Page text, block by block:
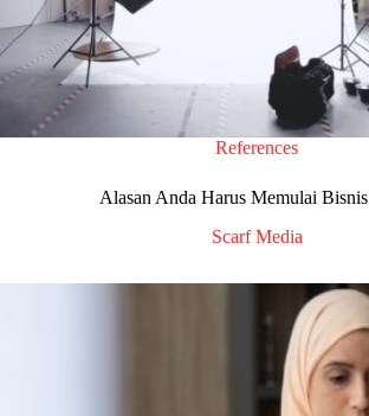
References
Alasan Anda Harus Memulai Bisnis
Scarf Media